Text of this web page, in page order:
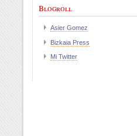
Blogroll
Asier Gomez
Bizkaia Press
Mi Twitter